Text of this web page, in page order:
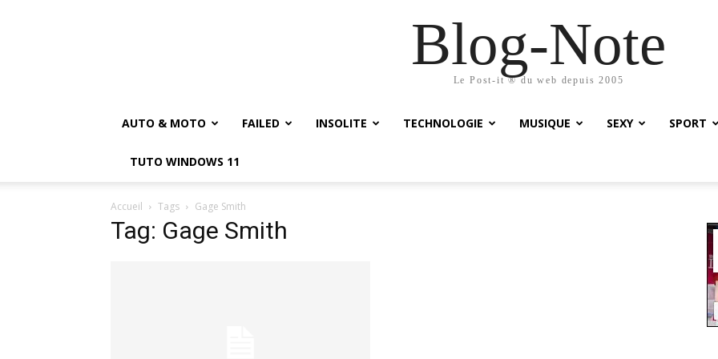
Blog-Note
Le Post-it ® du web depuis 2005
AUTO & MOTO FAILED INSOLITE TECHNOLOGIE MUSIQUE SEXY SPORT
TUTO WINDOWS 11
Accueil Tags Gage Smith
Tag: Gage Smith